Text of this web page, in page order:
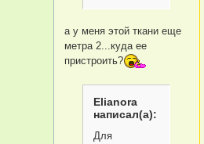
а у меня этой ткани еще
метра 2...куда ее
пристроить?
Elianora
написал(а):
Для